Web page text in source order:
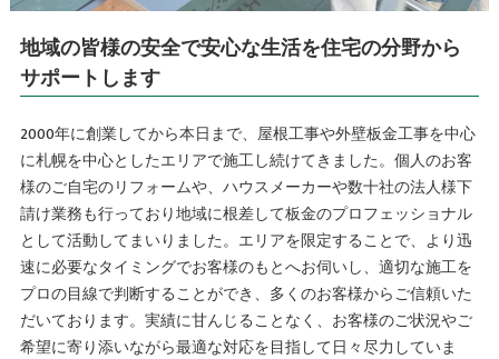
地域の皆様の安全で安心な生活を住宅の分野から
サポートします
2000年に創業してから本日まで、屋根工事や外壁板金工事を中心
に札幌を中心としたエリアで施工し続けてきました。個人のお客
様のご自宅のリフォームや、ハウスメーカーや数十社の法人様下
請け業務も行っており地域に根差して板金のプロフェッショナル
として活動してまいりました。エリアを限定することで、より迅
速に必要なタイミングでお客様のもとへお伺いし、適切な施工を
プロの目線で判断することができ、多くのお客様からご信頼いた
だいております。実績に甘んじることなく、お客様のご状況やご
希望に寄り添いながら最適な対応を目指して日々尽力していま